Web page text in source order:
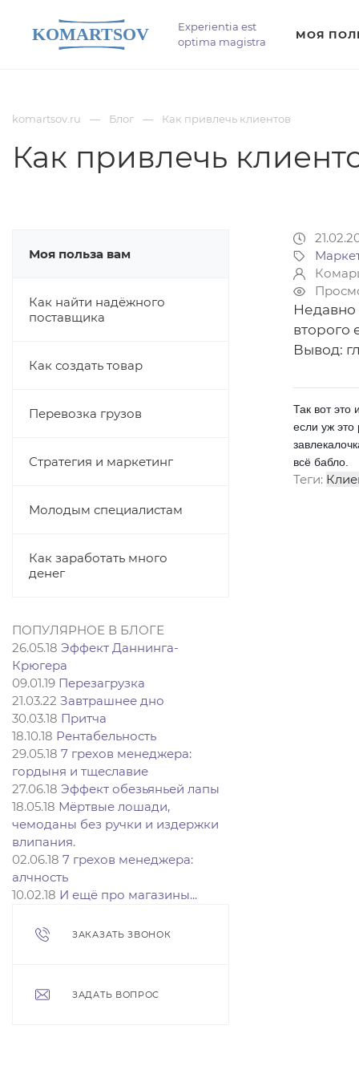
Experientia est
optima magistra
МОЯ
komartsov.ru Блог Как привлечь клиентов
Как привлечь
Моя польза вам
Как найти надёжного
поставщика
Как создать товар
Перевозка грузов
Стратегия и маркетинг
Молодым специалистам
Как заработать много
денег
ПОПУЛЯРНОЕ В БЛОГЕ
26.05.18 Эффект Даннинга-
Крюгера
09.01.19 Перезагрузка
21.03.22 Завтрашнее дно
30.03.18 Притча
18.10.18 Рентабельность
29.05.18 7 грехов менеджера:
гордыня и тщеславие
27.06.18 Эффект обезьяньей лапы
18.05.18 Мёртвые лошади,
чемоданы без ручки и издержки
влипания.
02.06.18 7 грехов менеджера:
алчность
10.02.18 И ещё про магазины...
ЗАКАЗАТЬ ЗВОНОК
ЗАДАТЬ ВОПРОС
Недавно
второго
Вывод:
Так вот
если уж это
всё бабло.
Теги: